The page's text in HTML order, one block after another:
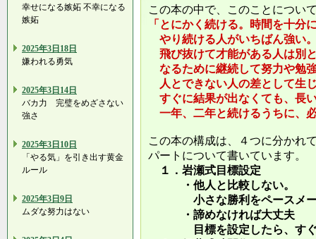
幸せになる嫉妬 不幸になる
嫉妬
2025年3日18日
嫌われる勇気
2025年3日14日
バカ力 完璧をめざさない
強さ
2025年3日10日
「やる気」を引き出す黄金
ルール
2025年3日9日
ムダな努力はない
この本の中で、このことについ
「とにかく続ける。時間を十分
やり続ける人がいちばん強い
飛び抜けて才能がある人は別
なるために継続して努力や勉
人とできない人の差として生
すぐに結果が出なくても、長
一年、二年と続けるうちに、
この本の構成は、４つに分かれ
パートについて書いています。
１．岩瀬式目標設定
・他人と比較しない。
小さな勝利をペースメーカ
・諦めなければ大丈夫
目標を設定したら、すぐや